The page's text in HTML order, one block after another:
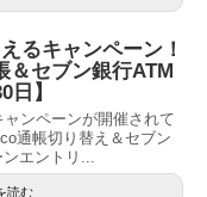
るキャンペーン！
＆セブン銀行ATM
日】
ンペーンが開催されて
通帳切り替え＆セブン
エントリ...
読む